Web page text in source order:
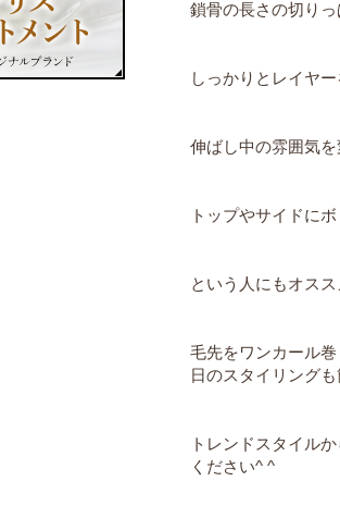
鎖骨の長さの切り
しっかりとレイヤ
伸ばし中の雰囲気
トップやサイドに
という人にもオス
毛先をワンカール
日のスタイリング
トレンドスタイル
ください^ ^